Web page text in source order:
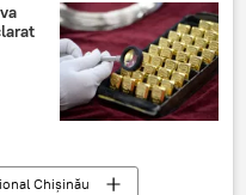
Chișinău